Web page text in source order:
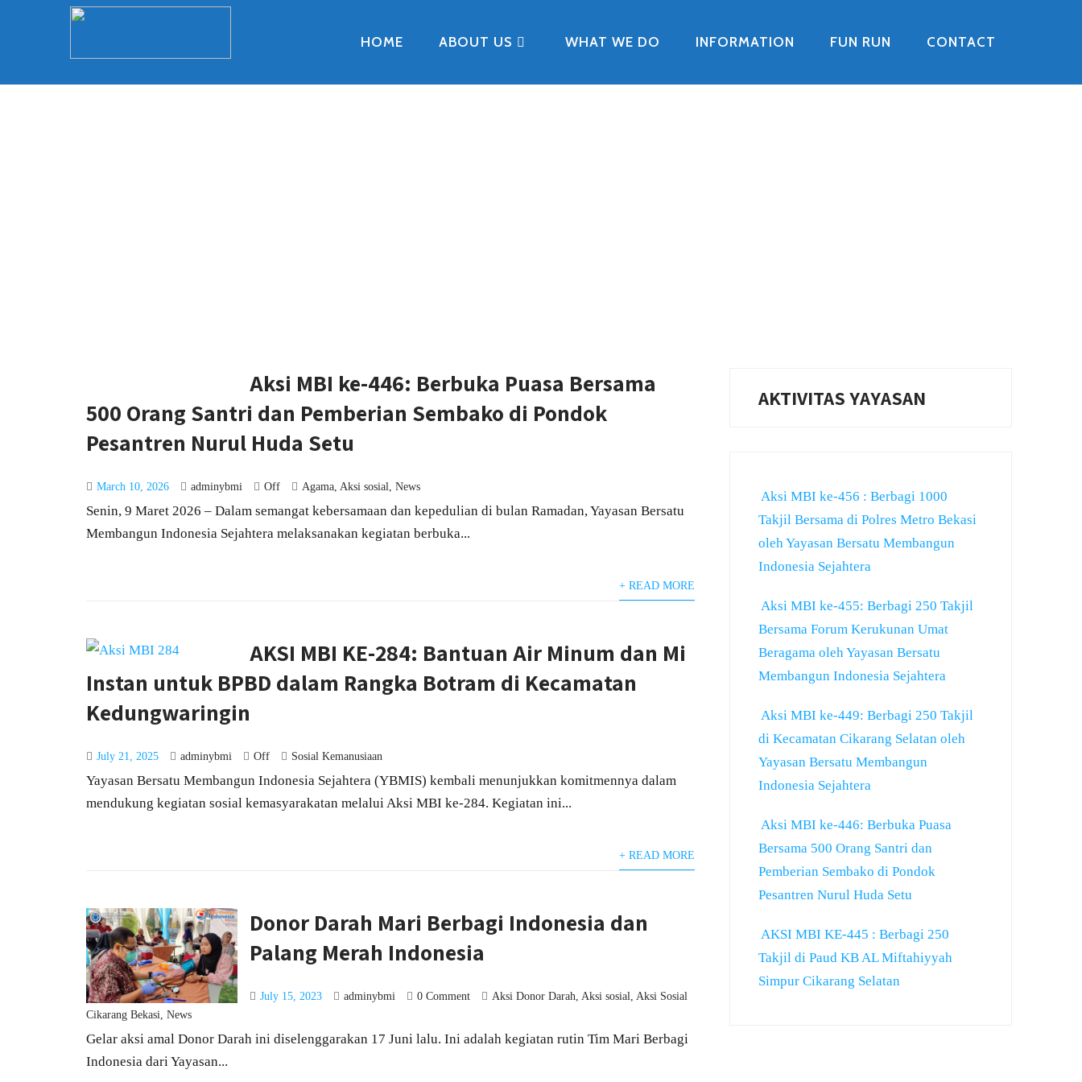
HOME ABOUT US WHAT WE DO INFORMATION FUN RUN CONTACT
Aksi MBI ke-446: Berbuka Puasa Bersama
500 Orang Santri dan Pemberian Sembako di Pondok
Pesantren Nurul Huda Setu
March 10, 2026 adminybmi Off Agama, Aksi sosial, News
Senin, 9 Maret 2026 – Dalam semangat kebersamaan dan kepedulian di bulan Ramadan, Yayasan Bersatu
Membangun Indonesia Sejahtera melaksanakan kegiatan berbuka...
+ READ MORE
AKSI MBI KE-284: Bantuan Air Minum dan Mi
Instan untuk BPBD dalam Rangka Botram di Kecamatan
Kedungwaringin
July 21, 2025 adminybmi Off Sosial Kemanusiaan
Yayasan Bersatu Membangun Indonesia Sejahtera (YBMIS) kembali menunjukkan komitmennya dalam
mendukung kegiatan sosial kemasyarakatan melalui Aksi MBI ke-284. Kegiatan ini...
+ READ MORE
Donor Darah Mari Berbagi Indonesia dan
Palang Merah Indonesia
July 15, 2023 adminybmi 0 Comment Aksi Donor Darah,Aksi sosial,Aksi Sosial
Cikarang Bekasi, News
Gelar aksi amal Donor Darah ini diselenggarakan 17 Juni lalu. Ini adalah kegiatan rutin Tim Mari Berbagi
Indonesia dari Yayasan...
AKTIVITAS YAYASAN
Aksi MBI ke-456 : Berbagi 1000
Takjil Bersama di Polres Metro Bekasi
oleh Yayasan Bersatu Membangun
Indonesia Sejahtera
Aksi MBI ke-455: Berbagi 250 Takjil
Bersama Forum Kerukunan Umat
Beragama oleh Yayasan Bersatu
Membangun Indonesia Sejahtera
Aksi MBI ke-449: Berbagi 250 Takjil
di Kecamatan Cikarang Selatan oleh
Yayasan Bersatu Membangun
Indonesia Sejahtera
Aksi MBI ke-446: Berbuka Puasa
Bersama 500 Orang Santri dan
Pemberian Sembako di Pondok
Pesantren Nurul Huda Setu
AKSI MBI KE-445 : Berbagi 250
Takjil di Paud KB AL Miftahiyyah
Simpur Cikarang Selatan